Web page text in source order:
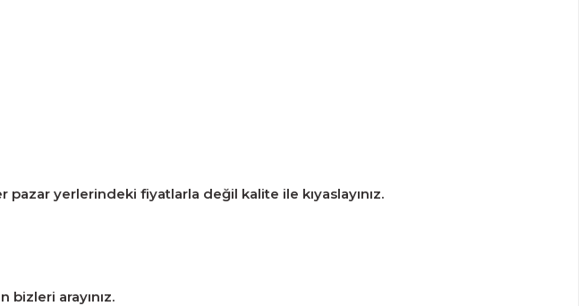
pazar yerlerindeki fiyatlarla değil kalite ile kıyaslayınız.
arayınız.